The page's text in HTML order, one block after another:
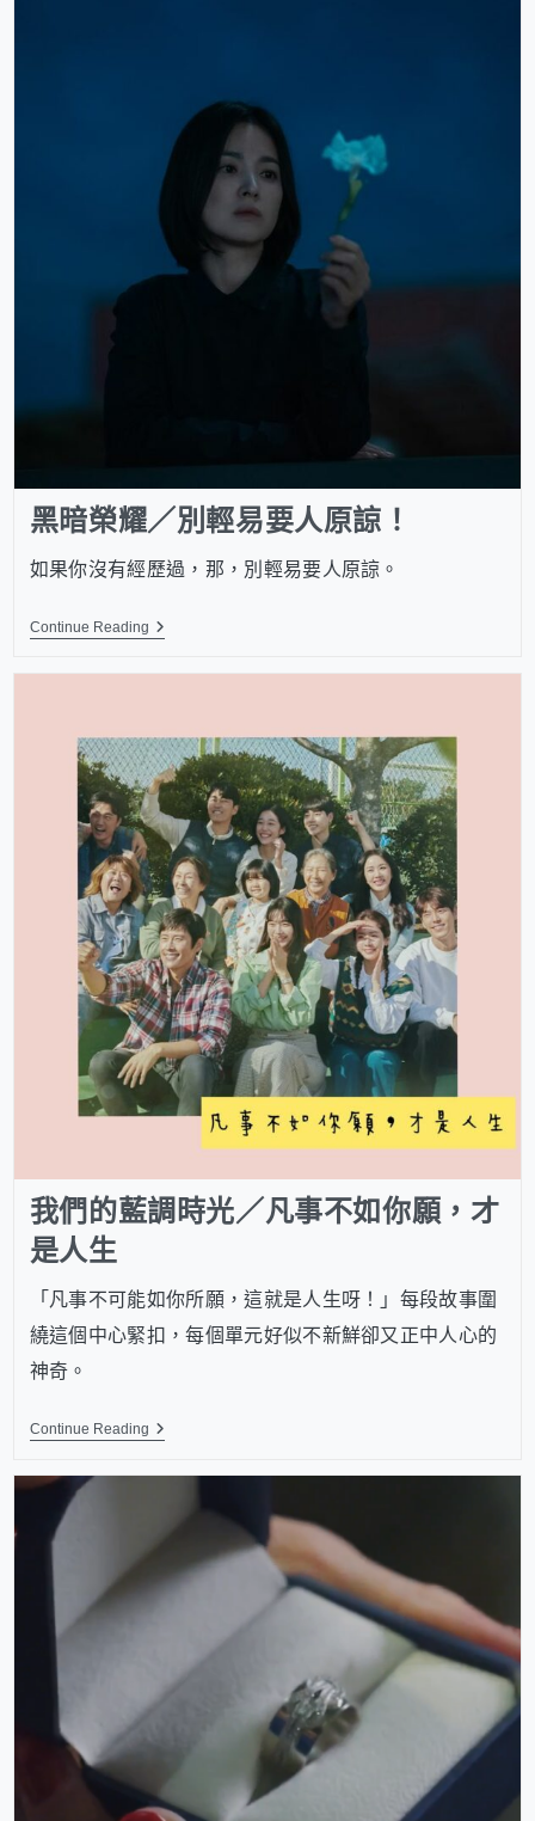
黑暗榮耀／別輕易要人原諒！
如果你沒有經歷過，那，別輕易要人原諒。
Continue Reading
我們的藍調時光／凡事不如你願，才
是人生
「凡事不可能如你所願，這就是人生呀！」每段故事圍
繞這個中心緊扣，每個單元好似不新鮮卻又正中人心的
神奇。
Continue Reading